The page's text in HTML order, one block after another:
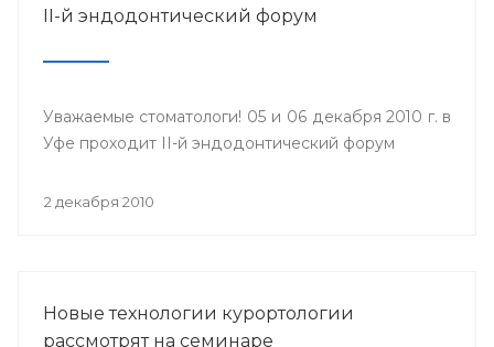
II-й эндодонтический форум
Уважаемые стоматологи! 05 и 06 декабря 2010 г. в
Уфе проходит II-й эндодонтический форум
2 декабря 2010
Новые технологии курортологии
рассмотрят на семинаре